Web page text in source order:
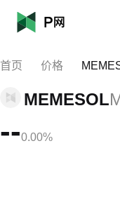
首页 价格
MEMESOL
--0.00%